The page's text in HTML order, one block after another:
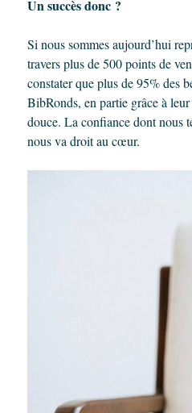
Un succès donc ?
Si nous sommes aujourd’hui
travers plus de 500 points de
constater que plus de 95% des
BibRonds, en partie grâce à
douce. La confiance dont nous
nous va droit au cœur.